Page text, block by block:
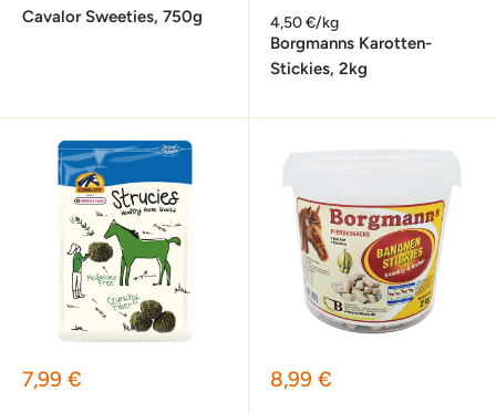
Cavalor Sweeties, 750g 4,50 €/kg
Borgmanns Karotten-
Stickies, 2kg
Sonderpreis
7,99 € Sonderpreis
8,99 €